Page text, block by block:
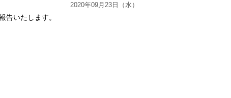
2020年09月23日（水）
告いたします。